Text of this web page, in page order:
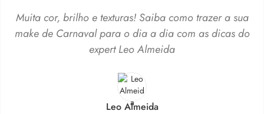
Muita cor, brilho e texturas! Saiba como trazer a sua
make de Carnaval para o dia a dia com as dicas do
expert Leo Almeida
Leo Almeida